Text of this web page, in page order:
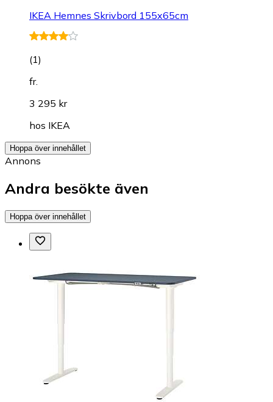
IKEA Hemnes Skrivbord 155x65cm
(1)
fr.
3 295 kr
hos IKEA
Hoppa över innehållet
Annons
Andra besökte även
Hoppa över innehållet